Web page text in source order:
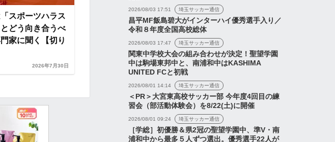
スポーツハラス
どう向き合うべ
家に聞く【切り
2026年7月30日
2026年7月26日
新シーズンの新ルールを徹
響と注意点は？【勝手にジ
ャッジリプレ...
2026/08/03 17:51 埼玉サッカー通信
昌平MF飯島碧大がインターハイ優秀選手入り／
令和８年度全国高校総体
2026/08/03 17:47 埼玉サッカー通信
関東中学校大会の組み合わせが決定！聖望学園
中は駒場東邦中と、南浦和中はKASHIMA
UNITED FCと初戦
2026/08/01 14:14 埼玉サッカー通信
＜PR＞大宮東高校サッカー部 今年度4回目の練
習会（部活動体験会）を8/22(土)に開催
2026/08/01 09:24 埼玉サッカー通信
［学総］初優勝＆県2冠の聖望学園中、準V・南
浦和中から最多５人ずつ選出。優秀選手22人が